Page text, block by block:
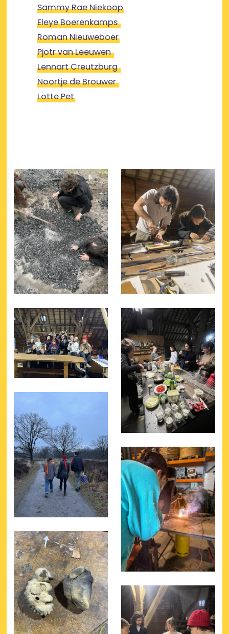
Sammy Rae Niekoop
Eleye Boerenkamps
Roman Nieuweboer
Pjotr van Leeuwen
Lennart Creutzburg
Noortje de Brouwer
Lotte Pet